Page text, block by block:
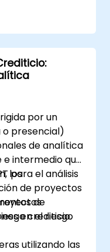
y aire
de seguridad
ChatGPT.
scripts
sistemas del
por un
presencial)
de analítica
intermedio que
para el análisis
de proyectos
crediticio.
los
de
en el riesgo
utilizando las